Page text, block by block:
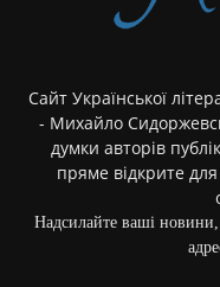
Сайт Української
- Михайло
думки авторів
пряме відкрите
Надсилайте ваші новини,